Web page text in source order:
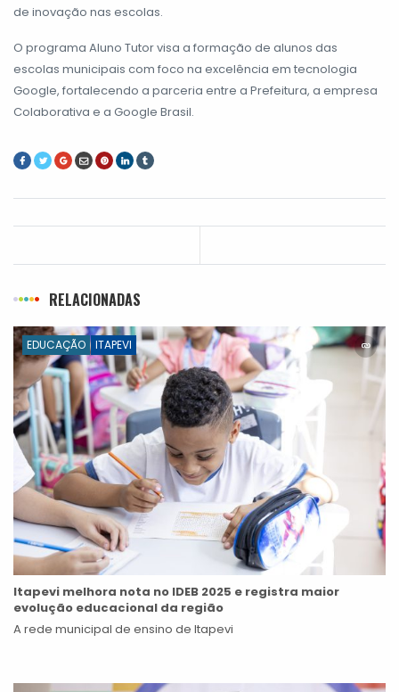
de inovação nas escolas.
O programa Aluno Tutor visa a formação de alunos das
escolas municipais com foco na excelência em tecnologia
Google, fortalecendo a parceria entre a Prefeitura, a empresa
Colaborativa e a Google Brasil.
RELACIONADAS
EDUCAÇÃO ITAPEVI
Itapevi melhora nota no IDEB 2025 e registra maior
evolução educacional da região
A rede municipal de ensino de Itapevi